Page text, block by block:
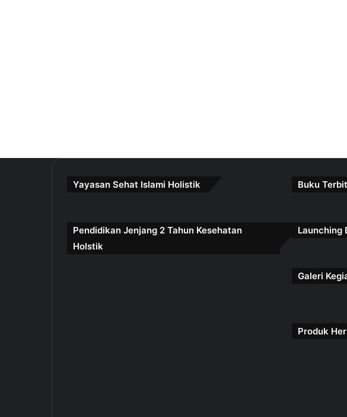
Yayasan Sehat Islami Holistik
Pendidikan Jenjang 2 Tahun Kesehatan
Holstik
Buku
Launching
Galeri
Produk